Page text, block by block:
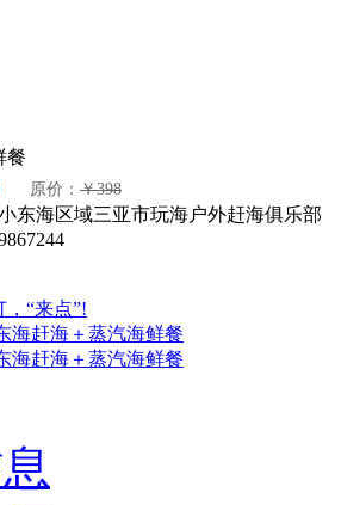
餐
原价： ￥398
东海区域三亚市玩海户外赶海俱乐部
“来点”!